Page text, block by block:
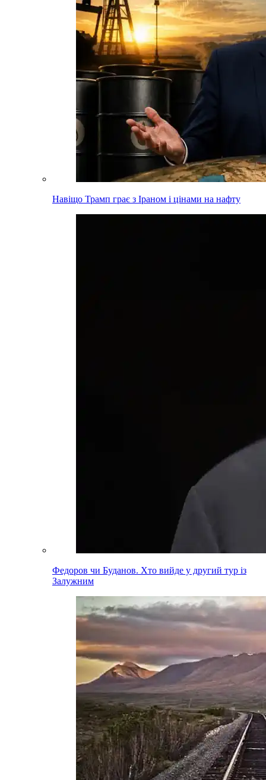
Навіщо Трамп грає з Іраном і цінами на нафту
Федоров чи Буданов. Хто вийде у другий тур із
Залужним